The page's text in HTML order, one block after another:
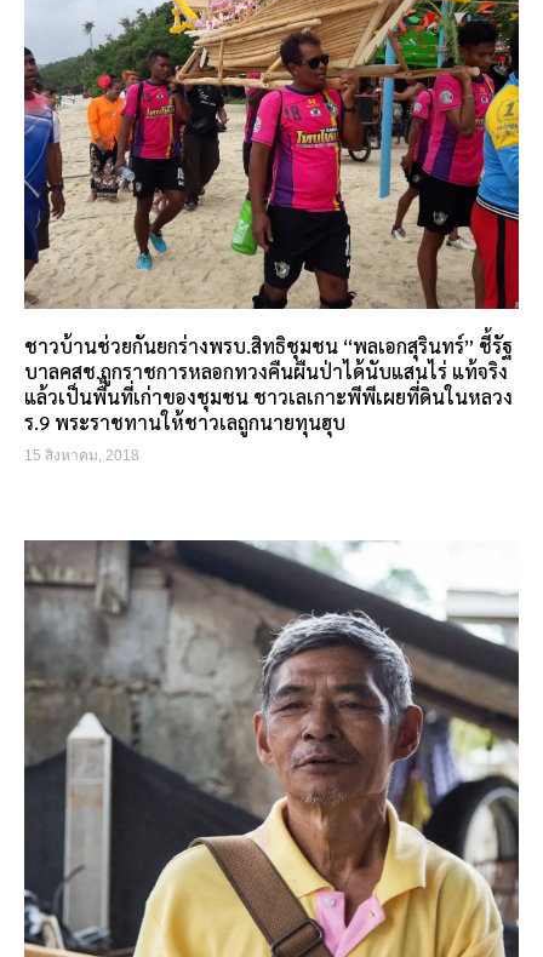
ชาวบ้านช่วยกันยกร่างพรบ.สิทธิชุมชน “พลเอกสุรินทร์” ชี้รัฐ
บาลคสช.ถูกราชการหลอกทวงคืนผืนป่าได้นับแสนไร่ แท้จริง
แล้วเป็นพื้นที่เก่าของชุมชน ชาวเลเกาะพีพีเผยที่ดินในหลวง
ร.9 พระราชทานให้ชาวเลถูกนายทุนฮุบ
15 สิงหาคม, 2018